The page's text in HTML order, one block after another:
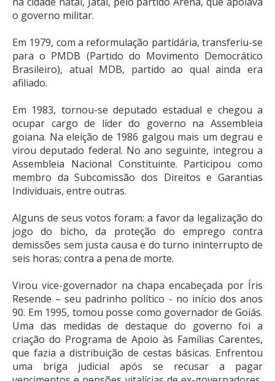
o governo militar.
Em 1979, com a reformulação partidária, transferiu-se
para o PMDB (Partido do Movimento Democrático
Brasileiro), atual MDB, partido ao qual ainda era
afiliado.
Em 1983, tornou-se deputado estadual e chegou a
ocupar cargo de líder do governo na Assembleia
goiana. Na eleição de 1986 galgou mais um degrau e
virou deputado federal. No ano seguinte, integrou a
Assembleia Nacional Constituinte. Participou como
membro da Subcomissão dos Direitos e Garantias
Individuais, entre outras.
Alguns de seus votos foram: a favor da legalização do
jogo do bicho, da proteção do emprego contra
demissões sem justa causa e do turno ininterrupto de
seis horas; contra a pena de morte.
Virou vice-governador na chapa encabeçada por Íris
Resende – seu padrinho político - no início dos anos
90. Em 1995, tomou posse como governador de Goiás.
Uma das medidas de destaque do governo foi a
criação do Programa de Apoio às Famílias Carentes,
que fazia a distribuição de cestas básicas. Enfrentou
uma briga judicial após se recusar a pagar